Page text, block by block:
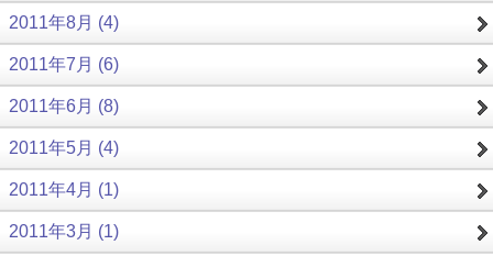
2011年8月 (4)
2011年7月 (6)
2011年6月 (8)
2011年5月 (4)
2011年4月 (1)
2011年3月 (1)